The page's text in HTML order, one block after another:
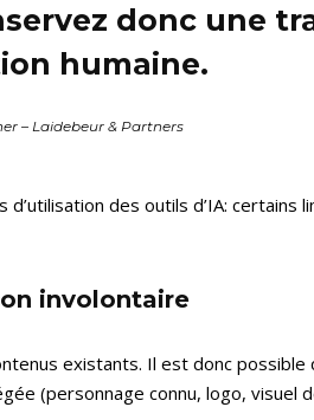
donc une
humaine.
– Laidebeur & Partners
des outils d’IA: certains
involontaire
existants. Il est donc
(personnage connu, logo, visuel